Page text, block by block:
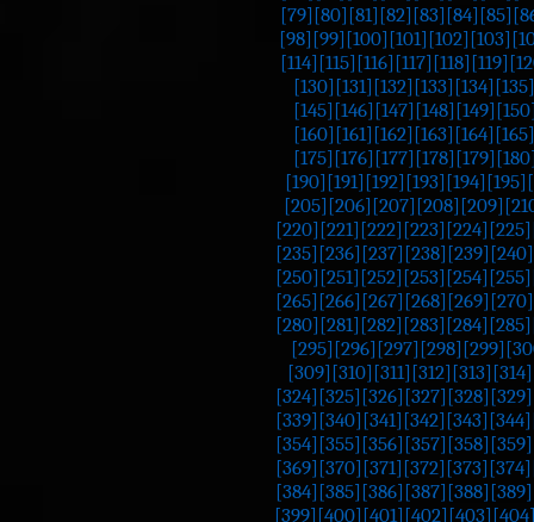
[79] [80] [81] [82] [83] [84] [85]
[98] [99] [100] [101] [102] [103]
[114] [115] [116] [117] [118] [119]
[130] [131] [132] [133] [134] [135]
[145] [146] [147] [148] [149]
[160] [161] [162] [163] [164] [165]
[175] [176] [177] [178] [179]
[190] [191] [192] [193] [194] [195]
[205] [206] [207] [208] [209]
[220] [221] [222] [223] [224] [225]
[235] [236] [237] [238] [239] [240]
[250] [251] [252] [253] [254] [255]
[265] [266] [267] [268] [269] [270]
[280] [281] [282] [283] [284] [285]
[295] [296] [297] [298] [299]
[309] [310] [311] [312] [313] [314]
[324] [325] [326] [327] [328] [329]
[339] [340] [341] [342] [343] [344]
[354] [355] [356] [357] [358] [359]
[369] [370] [371] [372] [373] [374]
[384] [385] [386] [387] [388] [389]
[399] [400] [401] [402] [403]